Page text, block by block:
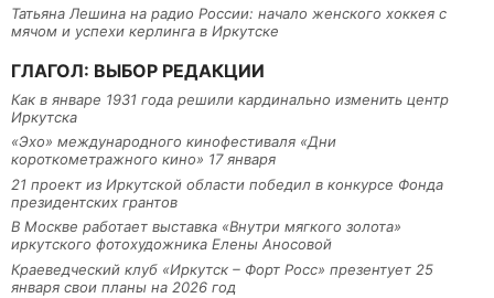
Татьяна Лешина на радио России: начало женского хоккея с
мячом и успехи керлинга в Иркутске
ГЛАГОЛ: ВЫБОР РЕДАКЦИИ
Как в январе 1931 года решили кардинально изменить центр
Иркутска
«Эхо» международного кинофестиваля «Дни
короткометражного кино» 17 января
21 проект из Иркутской области победил в конкурсе Фонда
президентских грантов
В Москве работает выставка «Внутри мягкого золота»
иркутского фотохудожника Елены Аносовой
Краеведческий клуб «Иркутск – Форт Росс» презентует 25
января свои планы на 2026 год